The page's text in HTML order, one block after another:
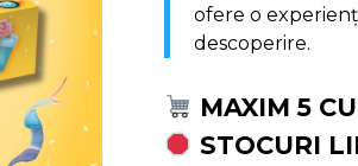
ofere o
descoperire.
MAXIM 5
STOCURI